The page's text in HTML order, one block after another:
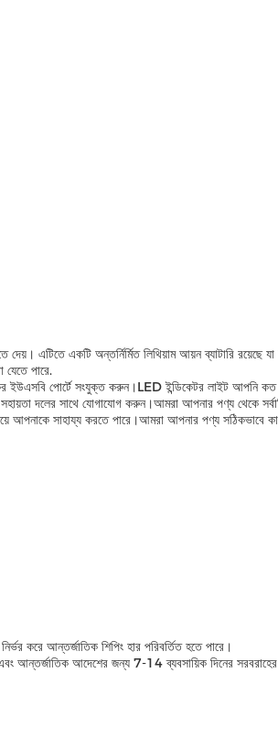
এটিতে একটি অন্তর্নির্মিত লিথিয়াম আয়ন ব্যাটারি
যেতে পারে.
ইউএসবি পোর্টে সংযুক্ত করুন।LED ইন্ডিকেটর লাইট আপনি কত
দলের সাথে যোগাযোগ করুন।আমরা আপনার পণ্য থেকে
আপনাকে সাহায্য করতে পারে।আমরা আপনার পণ্য সঠিকভাবে
করে আন্তর্জাতিক শিপিং হার পরিবর্তিত হতে পারে।
আদেশের জন্য 7-14 ব্যবসায়িক দিনের সরবরাহের